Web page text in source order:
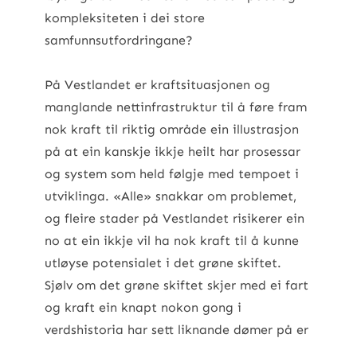
kompleksiteten i dei store
samfunnsutfordringane?
På Vestlandet er kraftsituasjonen og
manglande nettinfrastruktur til å føre fram
nok kraft til riktig område ein illustrasjon
på at ein kanskje ikkje heilt har prosessar
og system som held følgje med tempoet i
utviklinga. «Alle» snakkar om problemet,
og fleire stader på Vestlandet risikerer ein
no at ein ikkje vil ha nok kraft til å kunne
utløyse potensialet i det grøne skiftet.
Sjølv om det grøne skiftet skjer med ei fart
og kraft ein knapt nokon gong i
verdshistoria har sett liknande dømer på er